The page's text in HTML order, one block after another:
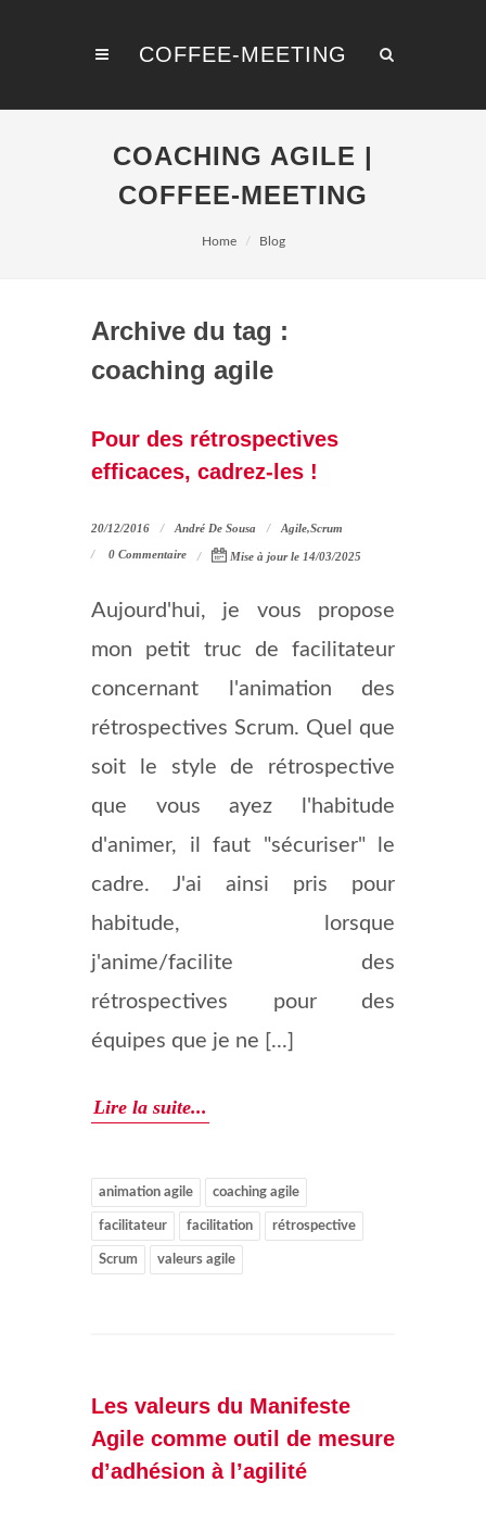
COFFEE-MEETING
COACHING AGILE |
COFFEE-MEETING
Home Blog
Archive du tag :
coaching agile
Pour des rétrospectives
efficaces, cadrez-les !
20/12/2016 André De Sousa Agile,Scrum
0 Commentaire
Mise à jour le 14/03/2025
Aujourd'hui, je vous propose
mon petit truc de facilitateur
concernant l'animation des
rétrospectives Scrum. Quel que
soit le style de rétrospective
que vous ayez l'habitude
d'animer, il faut "sécuriser" le
cadre. J'ai ainsi pris pour
habitude, lorsque
j'anime/facilite des
rétrospectives pour des
équipes que je ne [...]
Lire la suite...
animation agile coaching agile
facilitateur facilitation rétrospective
Scrum valeurs agile
Les valeurs du Manifeste
Agile comme outil de mesure
d’adhésion à l’agilité